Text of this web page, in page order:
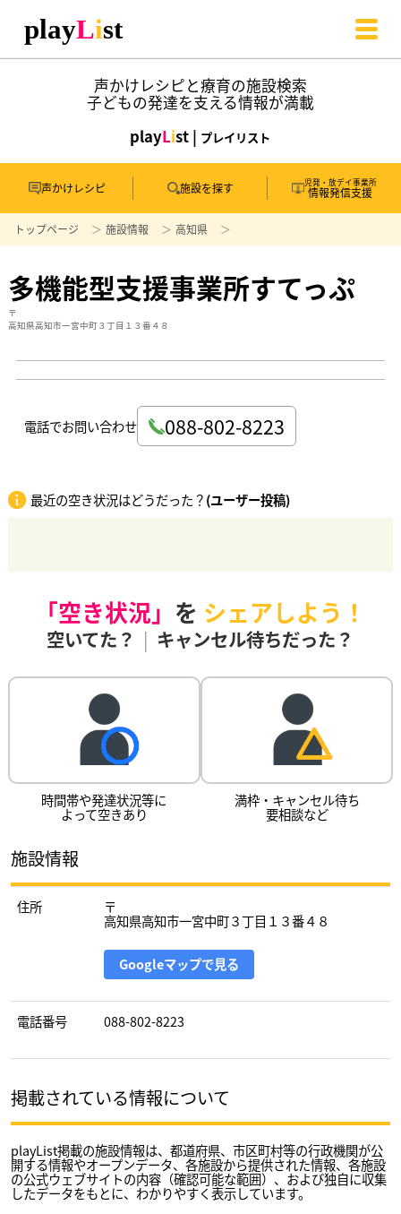
声かけレシピと療育の施設検索
子どもの発達を支える情報が満載
playList | プレイリスト
声かけレシピ 施設を探す 児発・放デイ事業所
情報発信支援
トップページ 施設情報 高知県
多機能型支援事業所すてっぷ
〒
高知県高知市一宮中町３丁目１３番４８
電話でお問い合わせ 088-802-8223
最近の空き状況はどうだった？(ユーザー投稿)
「空き状況」 を シェアしよう！
空いてた？ | キャンセル待ちだった？
時間帯や発達状況等に
よって空きあり
満枠・キャンセル待ち
要相談など
施設情報
住所 〒
高知県高知市一宮中町３丁目１３番４８
Googleマップで見る
電話番号 088-802-8223
掲載されている情報について
playList掲載の施設情報は、都道府県、市区町村等の行政機関が公
開する情報やオープンデータ、各施設から提供された情報、各施設
の公式ウェブサイトの内容（確認可能な範囲）、および独自に収集
したデータをもとに、わかりやすく表示しています。